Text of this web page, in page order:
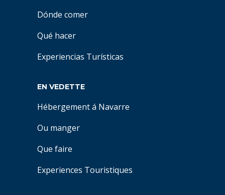
Dónde comer
Qué hacer
Experiencias Turísticas
EN VEDETTE
Hébergement á Navarre
Ou manger
Que faire
Experiences Touristiques